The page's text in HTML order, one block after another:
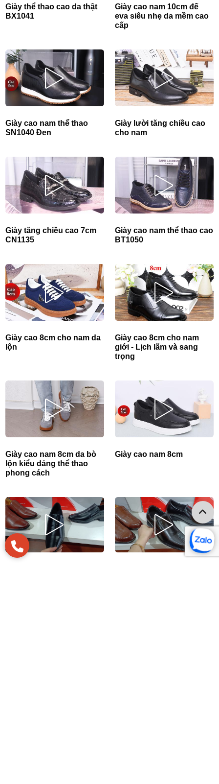
Giày thể thao cao da thật
BX1041
Giày cao nam 10cm đế
eva siêu nhẹ da mềm cao
cấp
Giày cao nam thể thao
SN1040 Đen
Giày lười tăng chiều cao
cho nam
Giày tăng chiều cao 7cm
CN1135
Giày cao nam thể thao cao
BT1050
Giày cao 8cm cho nam da
lộn
Giày cao 8cm cho nam
giới - Lịch lãm và sang
trọng
Giày cao nam 8cm da bò
lộn kiểu dáng thể thao
phong cách
Giày cao nam 8cm